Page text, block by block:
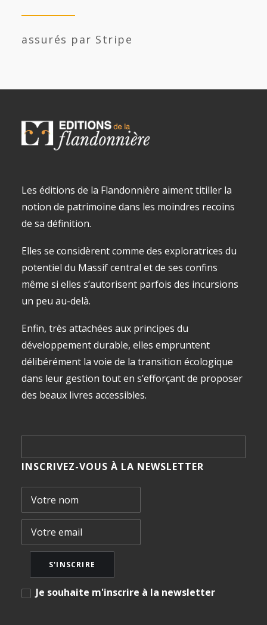
assurés par Stripe
Les éditions de la Flandonnière aiment titiller la
notion de patrimoine dans les moindres recoins
de sa définition.
Elles se considèrent comme des exploratrices du
potentiel du Massif central et de ses confins
même si elles s’autorisent parfois des incursions
un peu au-delà.
Enfin, très attachées aux principes du
développement durable, elles empruntent
délibérément la voie de la transition écologique
dans leur gestion tout en s’efforçant de proposer
des beaux livres accessibles.
INSCRIVEZ-VOUS À LA NEWSLETTER
Je souhaite m'inscrire à la newsletter